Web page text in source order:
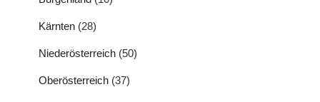
Kärnten (28)
Niederösterreich (50)
Oberösterreich (37)